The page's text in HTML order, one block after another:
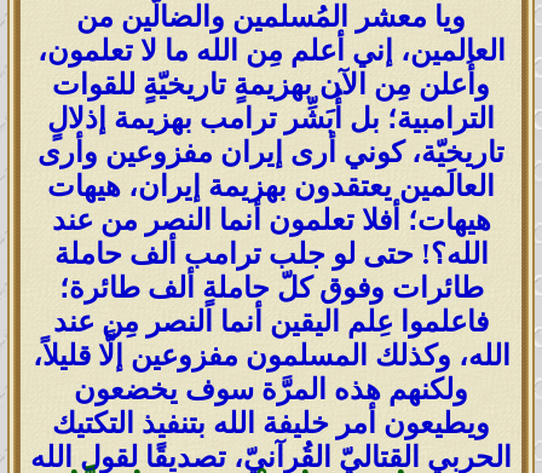
ويا معشر المُسلمين والضالّين من
العالمين، إني أعلم مِن الله ما لا تعلمون،
وأُعلن مِن الآن بهزيمةٍ تاريخيّةٍ للقوات
الترامبية؛ بل أُبَشِّر ترامب بهزيمة إذلالٍ
تاريخيّة، كوني أرى إيران مفزوعين وأرى
العالَمين يعتقدون بهزيمة إيران، هيهات
هيهات؛ أفلا تعلمون أنما النصر من عند
الله؟! حتى لو جلب ترامب ألف حاملة
طائرات وفوق كلّ حاملةٍ ألف طائرة؛
فاعلموا عِلم اليقين أنما النصر مِن عند
الله، وكذلك المسلمون مفزوعين إلَّا قليلاً،
ولكنهم هذه المرَّة سوف يخضعون
ويطيعون أمر خليفة الله بتنفيذ التكتيك
الحربي القتاليّ القُرآنيّ، تصديقًا لقول الله